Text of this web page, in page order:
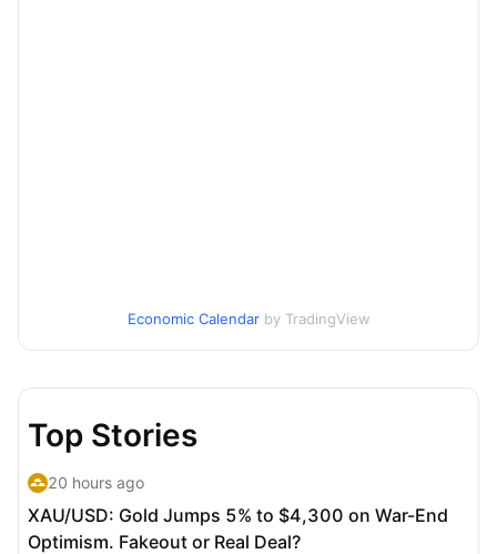
Economic Calendar by TradingView